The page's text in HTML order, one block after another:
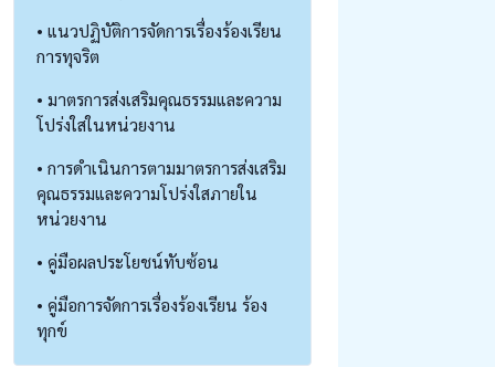
• แนวปฏิบัติการจัดการเรื่องร้องเรียน
การทุจริต
• มาตรการส่งเสริมคุณธรรมและความ
โปร่งใสในหน่วยงาน
• การดำเนินการตามมาตรการส่งเสริม
คุณธรรมและความโปร่งใสภายใน
หน่วยงาน
• คู่มือผลประโยชน์ทับซ้อน
• คู่มือการจัดการเรื่องร้องเรียน ร้อง
ทุกข์